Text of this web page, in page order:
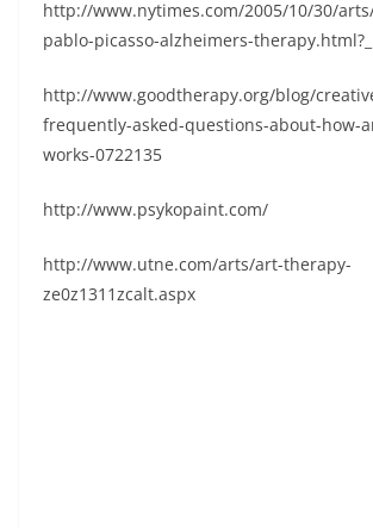
http://www.nytimes.com/2005/10/30/
pablo-picasso-alzheimers-
http://www.goodtherapy.org/blog/
frequently-asked-questions-about-how-
works-0722135
http://www.psykopaint.com/
http://www.utne.com/arts/art-therapy-
ze0z1311zcalt.aspx